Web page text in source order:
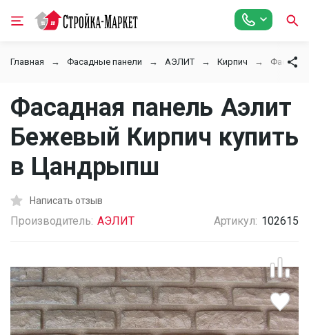
Главная Фасадные панели АЭЛИТ Кирпич
Фасадная панель Аэлит
Бежевый Кирпич купить
в Цандрыпш
Написать отзыв
Производитель: АЭЛИТ Артикул: 102615